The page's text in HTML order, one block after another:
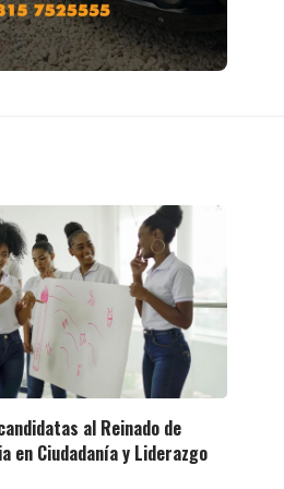
al Reinado de
en Ciudadanía y Liderazgo